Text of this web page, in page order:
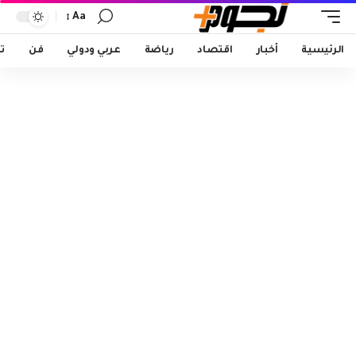
Resizer
Aa
الرئيسية أخبار اقتصاد رياضة عربي ودولي فن